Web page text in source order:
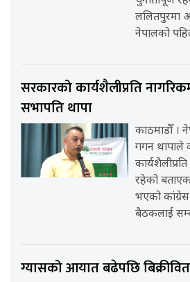
ललितपुरमा
नेपालको
सरकारको कार्यशैलीप्रति
सभापति थापा
काठमाडौँ ।
गगन थापाले
रहेको
भएको कांग्रेस
बैठकलाई
ग्यासको आयात बढेपछि